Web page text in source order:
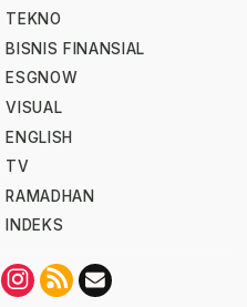
TEKNO
BISNIS FINANSIAL
ESGNOW
VISUAL
ENGLISH
TV
RAMADHAN
INDEKS